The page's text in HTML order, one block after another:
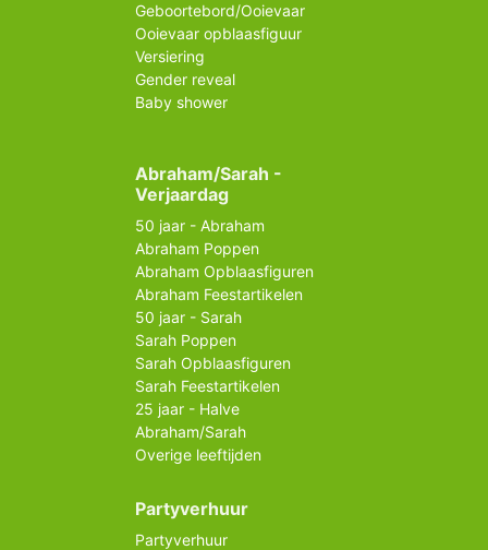
Geboortebord/Ooievaar
Ooievaar opblaasfiguur
Versiering
Gender reveal
Baby shower
Abraham/Sarah -
Verjaardag
50 jaar - Abraham
Abraham Poppen
Abraham Opblaasfiguren
Abraham Feestartikelen
50 jaar - Sarah
Sarah Poppen
Sarah Opblaasfiguren
Sarah Feestartikelen
25 jaar - Halve
Abraham/Sarah
Overige leeftijden
Partyverhuur
Partyverhuur